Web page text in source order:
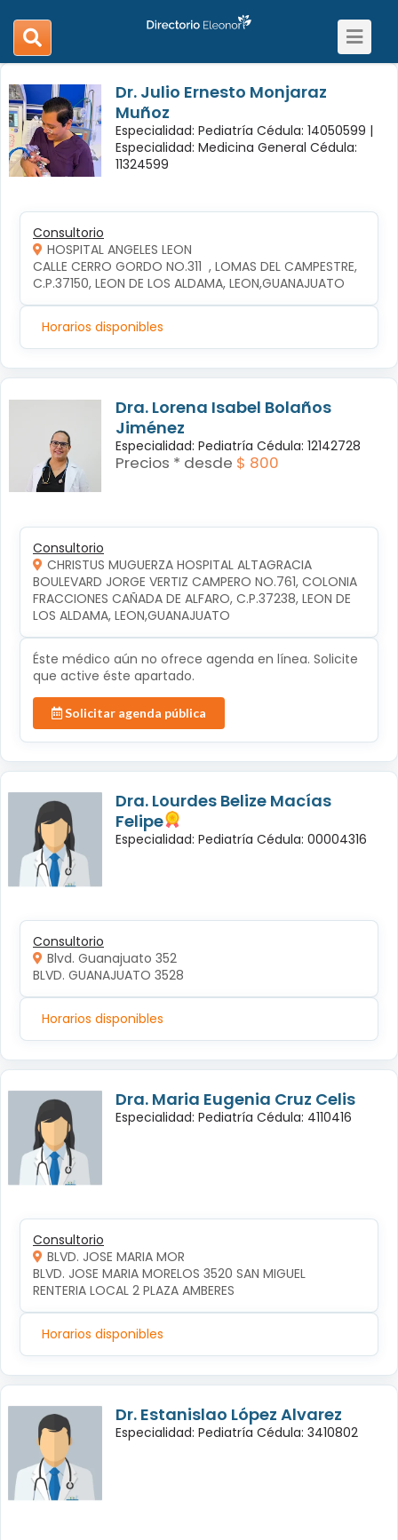
search
navigation
Toggle
Dr. Julio Ernesto Monjaraz
Muñoz
Especialidad: Pediatría Cédula: 14050599 |
Especialidad: Medicina General Cédula:
11324599
Consultorio
HOSPITAL ANGELES LEON
CALLE CERRO GORDO NO.311  , LOMAS DEL CAMPESTRE,
C.P.37150, LEON DE LOS ALDAMA, LEON,GUANAJUATO
Horarios disponibles
Dra. Lorena Isabel Bolaños
Jiménez
Especialidad: Pediatría Cédula: 12142728
Precios * desde $ 800
Consultorio
CHRISTUS MUGUERZA HOSPITAL ALTAGRACIA
BOULEVARD JORGE VERTIZ CAMPERO NO.761, COLONIA
FRACCIONES CAÑADA DE ALFARO, C.P.37238, LEON DE
LOS ALDAMA, LEON,GUANAJUATO
Éste médico aún no ofrece agenda en línea. Solicite
que active éste apartado.
Solicitar agenda pública
Dra. Lourdes Belize Macías
Felipe
Especialidad: Pediatría Cédula: 00004316
Consultorio
Blvd. Guanajuato 352
BLVD. GUANAJUATO 3528
Horarios disponibles
Dra. Maria Eugenia Cruz Celis
Especialidad: Pediatría Cédula: 4110416
Consultorio
BLVD. JOSE MARIA MOR
BLVD. JOSE MARIA MORELOS 3520 SAN MIGUEL
RENTERIA LOCAL 2 PLAZA AMBERES
Horarios disponibles
Dr. Estanislao López Alvarez
Especialidad: Pediatría Cédula: 3410802